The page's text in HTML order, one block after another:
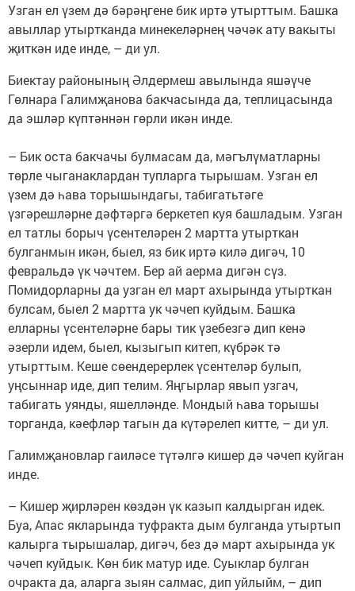
Узган ел үзем дә бәрәңгене бик иртә утырттым. Башка
авыллар утыртканда минекеләрнең чәчәк ату вакыты
җиткән иде инде, – ди ул.
Биектау районының Әлдермеш авылында яшәүче
Гөлнара Галимҗанова бакчасында да, теплицасында
да эшләр күптәннән гөрли икән инде.
– Бик оста бакчачы булмасам да, мәгълүматларны
төрле чыганаклардан тупларга тырышам. Узган ел
үзем дә һава торышындагы, табигатьтәге
үзгәрешләрне дәфтәргә беркетеп куя башладым. Узган
ел татлы борыч үсентеләрен 2 мартта утырткан
булганмын икән, быел, яз бик иртә килә дигәч, 10
февральдә үк чәчтем. Бер ай аерма дигән сүз.
Помидорларны да узган ел март ахырында утырткан
булсам, быел 2 мартта ук чәчеп куйдым. Башка
елларны үсентеләрне бары тик үзебезгә дип кенә
әзерли идем, быел, кызыгып китеп, күбрәк тә
утырттым. Кеше сөендерерлек үсентеләр булып,
уңсыннар иде, дип телим. Яңгырлар явып узгач,
табигать уянды, яшелләнде. Мондый һава торышы
торганда, кәефләр тагын да күтәрелеп китте, – ди ул.
Галимҗановлар гаиләсе түтәлгә кишер дә чәчеп куйган
инде.
– Кишер җирләрен көздән үк казып калдырган идек.
Буа, Апас якларында туфракта дым булганда утыртып
калырга тырышалар, дигәч, без дә март ахырында ук
чәчеп куйдык. Көн бик матур иде. Суыклар булган
очракта да, аларга зыян салмас, дип уйлыйм, – дип